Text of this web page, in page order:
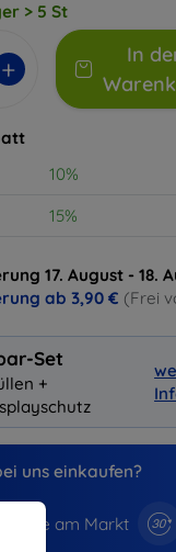
> 5 St
+
In
10%
15%
17. August - 18.
ab 3,90 € (Frei
Set
+
uns einkaufen?
Jahre am Markt